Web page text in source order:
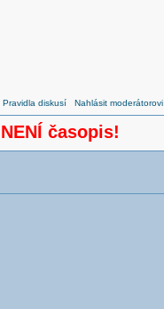
Pravidla diskusí Nahlásit moderátorovi
časopis!